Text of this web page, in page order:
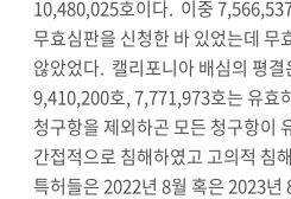
10,480,025호이다. 이중
무효심판을 신청한 바 있었는데 무
않았었다. 캘리포니아 배심의 평
9,410,200호, 7,771,973호는 유효
청구항을 제외하곤 모든 청구항이
간접적으로 침해하였고 고의적 침
특허들은 2022년 8월 혹은 2023